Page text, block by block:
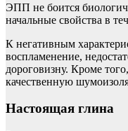
ЭПП не боится
начальные свойства в
К негативным
воспламенение,
дороговизну. Кроме
качественную
Настоящая глина